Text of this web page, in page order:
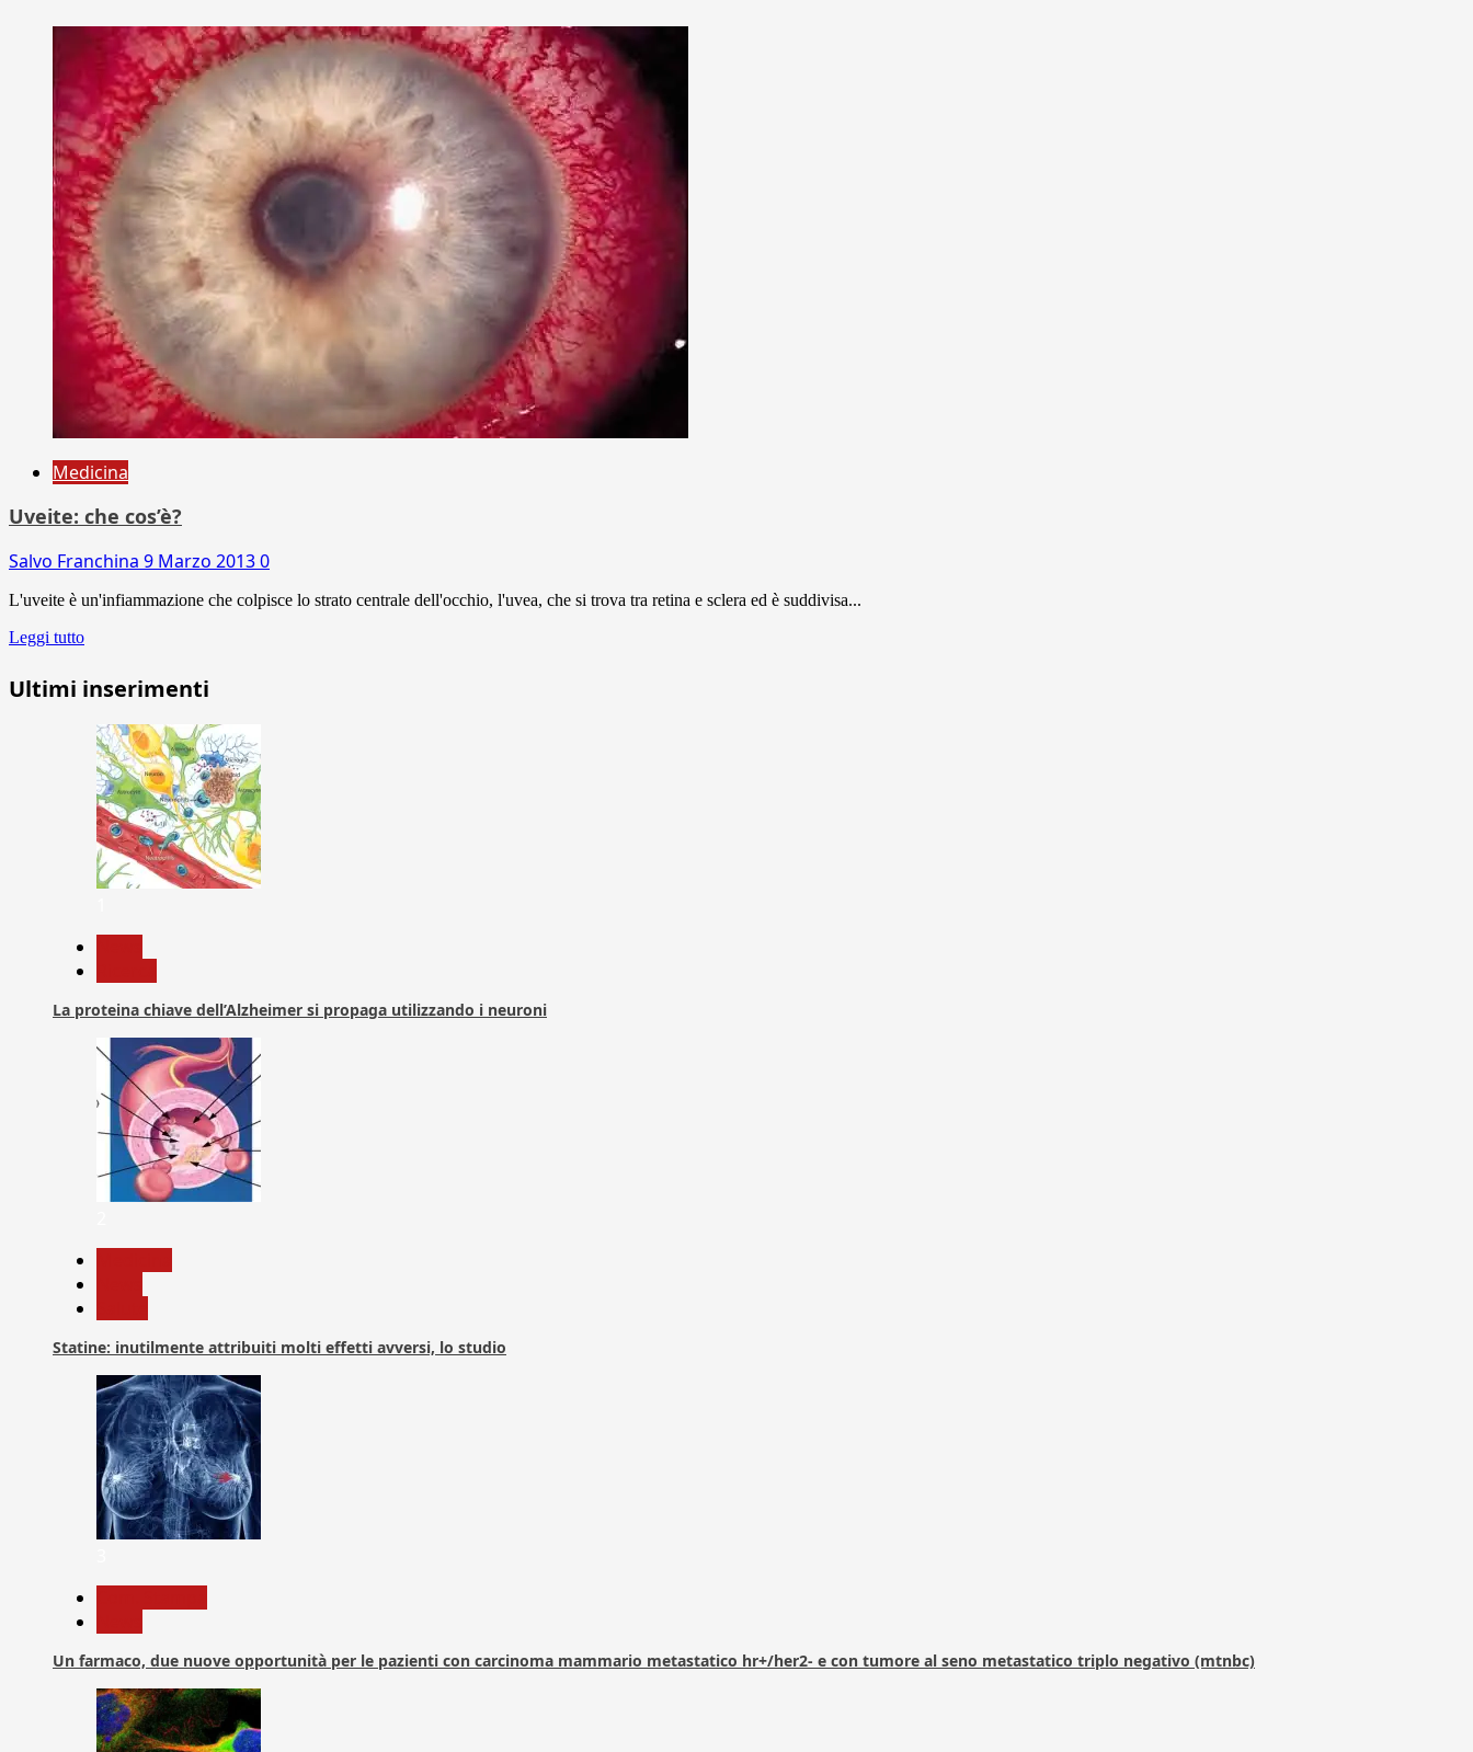
Medicina
Uveite: che cos’è?
Salvo Franchina 9 Marzo 20130
L'uveite è un'infiammazione che colpisce lo strato centrale dell'occhio, l'uvea, che si trova tra retina e sclera ed è suddivisa...
Leggi tutto
Ultimi inserimenti
La proteina chiave dell’Alzheimer si propaga utilizzando i neuroni
Statine: inutilmente attribuiti molti effetti avversi, lo studio
Un farmaco, due nuove opportunità per le pazienti con carcinoma mammario metastatico hr+/her2- e con tumore al seno metastatico triplo negativo (mtnbc)